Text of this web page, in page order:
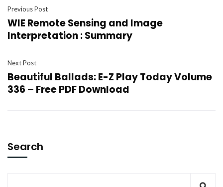
Previous Post
WIE Remote Sensing and Image
Interpretation : Summary
Next Post
Beautiful Ballads: E-Z Play Today Volume
336 – Free PDF Download
Search